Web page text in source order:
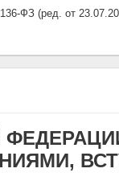
(ред. от